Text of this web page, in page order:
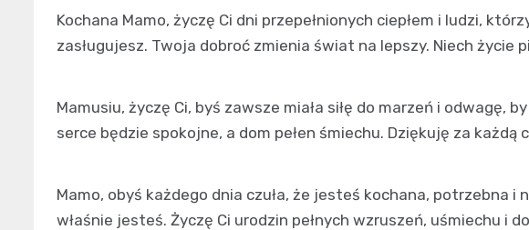
Kochana Mamo, życzę Ci dni przepełnionych ciepłem i ludzi,
zasługujesz. Twoja dobroć zmienia świat na lepszy. Niech życie
Mamusiu, życzę Ci, byś zawsze miała siłę do marzeń i odwagę,
serce będzie spokojne, a dom pełen śmiechu. Dziękuję za każdą
Mamo, obyś każdego dnia czuła, że jesteś kochana, potrzebna
właśnie jesteś. Życzę Ci urodzin pełnych wzruszeń, uśmiechu i